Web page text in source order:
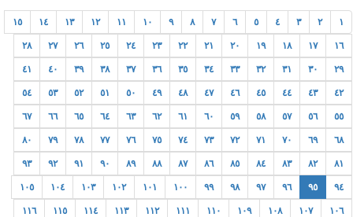
١ ٢ ٣ ٤ ٥ ٦ ٧ ٨ ٩ ١٠ ١١ ١٢ ١٣ ١٤ ١٥
١٦ ١٧ ١٨ ١٩ ٢٠ ٢١ ٢٢ ٢٣ ٢٤ ٢٥ ٢٦ ٢٧ ٢٨
٢٩ ٣٠ ٣١ ٣٢ ٣٣ ٣٤ ٣٥ ٣٦ ٣٧ ٣٨ ٣٩ ٤٠ ٤١
٤٢ ٤٣ ٤٤ ٤٥ ٤٦ ٤٧ ٤٨ ٤٩ ٥٠ ٥١ ٥٢ ٥٣ ٥٤
٥٥ ٥٦ ٥٧ ٥٨ ٥٩ ٦٠ ٦١ ٦٢ ٦٣ ٦٤ ٦٥ ٦٦ ٦٧
٦٨ ٦٩ ٧٠ ٧١ ٧٢ ٧٣ ٧٤ ٧٥ ٧٦ ٧٧ ٧٨ ٧٩ ٨٠
٨١ ٨٢ ٨٣ ٨٤ ٨٥ ٨٦ ٨٧ ٨٨ ٨٩ ٩٠ ٩١ ٩٢ ٩٣
٩٤ ٩٥ ٩٦ ٩٧ ٩٨ ٩٩ ١٠٠ ١٠١ ١٠٢ ١٠٣ ١٠٤ ١٠٥
١٠٦ ١٠٧ ١٠٨ ١٠٩ ١١٠ ١١١ ١١٢ ١١٣ ١١٤ ١١٥ ١١٦